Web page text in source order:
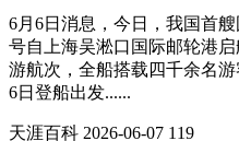
6月6日消息，今日，我国首
号自上海吴淞口国际邮轮港
游航次，全船搭载四千余名
6日登船出发......
天涯百科 2026-06-07 119